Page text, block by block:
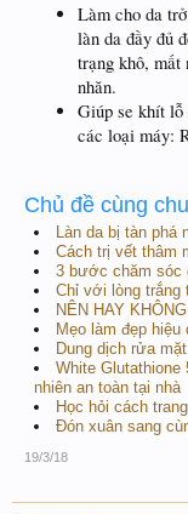
Làm cho da
làn da đầy đủ
trạng khô, mất
nhăn.
Giúp se khít lỗ
các loại máy:
Chủ đề cùng
Làn da bị tàn phá
Cách trị vết thâm
3 bước chăm sóc
Chỉ với lòng trắng
NÊN HAY
Mẹo làm đẹp
Dung dịch rửa
White
nhiên an toàn tại nhà
Học hỏi cách
Đón xuân sang
19/3/18